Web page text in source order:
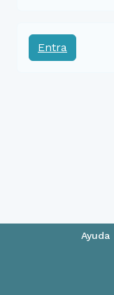
Entra
Ayuda